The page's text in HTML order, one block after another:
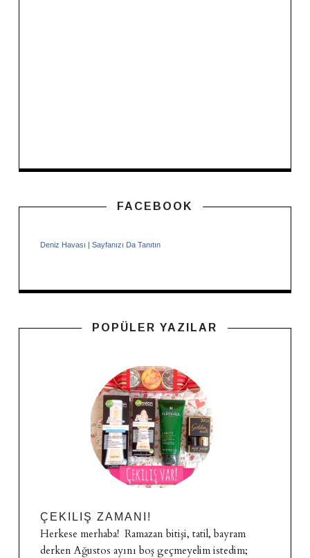
FACEBOOK
Deniz Havası Sayfanızı Da Tanıtın
POPÜLER YAZILAR
ÇEKILIŞ ZAMANI!
Herkese merhaba! Ramazan bitişi, tatil, bayram
derken Ağustos ayını boş geçmeyelim istedim;